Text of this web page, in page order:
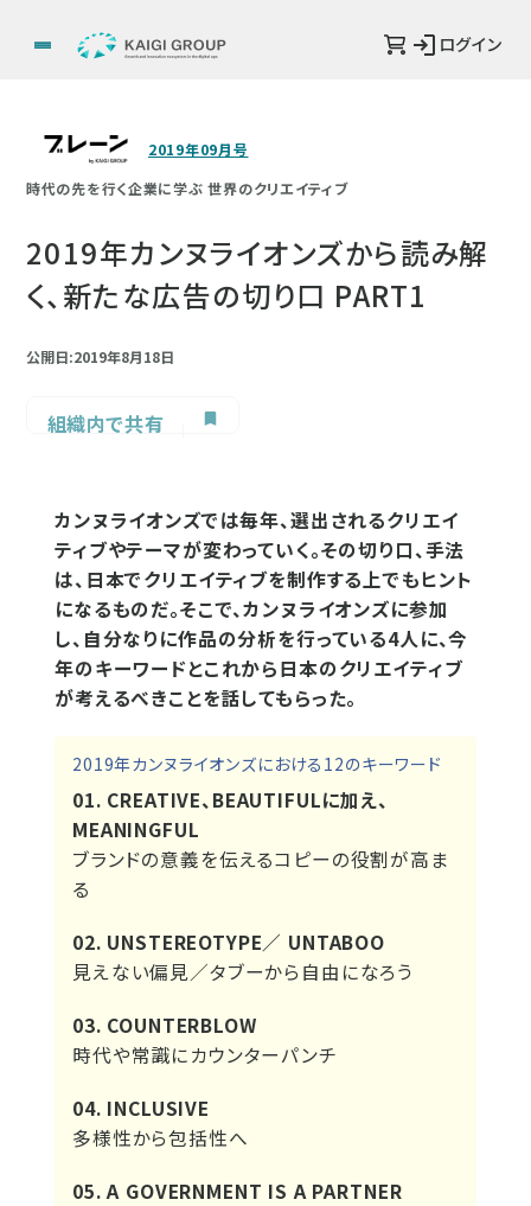
ログイン
2019年09月号
時代の先を行く企業に学ぶ 世界のクリエイティブ
2019年カンヌライオンズから読み解
く、新たな広告の切り口 PART1
公開日:2019年8月18日
組織内で共有
カンヌライオンズでは毎年、選出されるクリエイ
ティブやテーマが変わっていく。その切り口、手法
は、日本でクリエイティブを制作する上でもヒント
になるものだ。そこで、カンヌライオンズに参加
し、自分なりに作品の分析を行っている4人に、今
年のキーワードとこれから日本のクリエイティブ
が考えるべきことを話してもらった。
2019年カンヌライオンズにおける12のキーワード
01. CREATIVE、BEAUTIFULに加え、
MEANINGFUL
ブランドの意義を伝えるコピーの役割が高ま
る
02. UNSTEREOTYPE／ UNTABOO
見えない偏見／タブーから自由になろう
03. COUNTERBLOW
時代や常識にカウンターパンチ
04. INCLUSIVE
多様性から包括性へ
05. A GOVERNMENT IS A PARTNER